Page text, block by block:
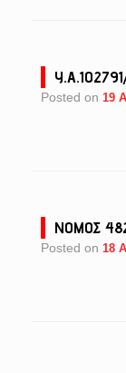
Posted on 19
ΝΟΜΟΣ
Posted on 18